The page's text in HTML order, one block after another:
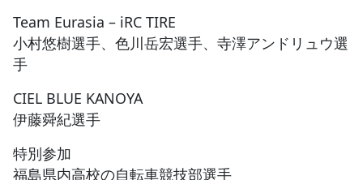
Team Eurasia – iRC TIRE
小村悠樹選手、色川岳宏選手、寺澤アンドリュウ選
手
CIEL BLUE KANOYA
伊藤舜紀選手
特別参加
福島県内高校の自転車競技部選手